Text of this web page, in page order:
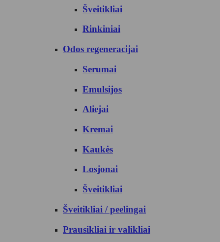
Šveitikliai
Rinkiniai
Odos regeneracijai
Serumai
Emulsijos
Aliejai
Kremai
Kaukės
Losjonai
Šveitikliai
Šveitikliai / peelingai
Prausikliai ir valikliai